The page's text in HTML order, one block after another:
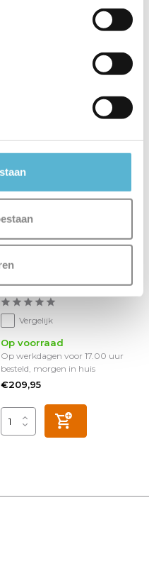
over dit product..
Buitenlamp Aludra
seaside paal H 95 cm
bruin metallic
Vergelijk
Op voorraad
Op werkdagen voor 17.00 uur
besteld, morgen in huis
€209,95